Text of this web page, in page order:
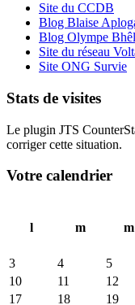
Site du CCDB
Blog Blaise
Blog Olympe
Site du réseau
Site ONG Survie
Stats de visites
Le plugin JTS
corriger cette situation.
Votre calendrier
l
m m
3
4 5
10
11 12
17
18 19